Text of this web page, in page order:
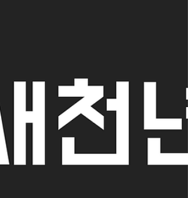
선택할 수 있다는 점이 큰 장점입니다. 특히
학생이나 사회초년생은 파트타임 형태를